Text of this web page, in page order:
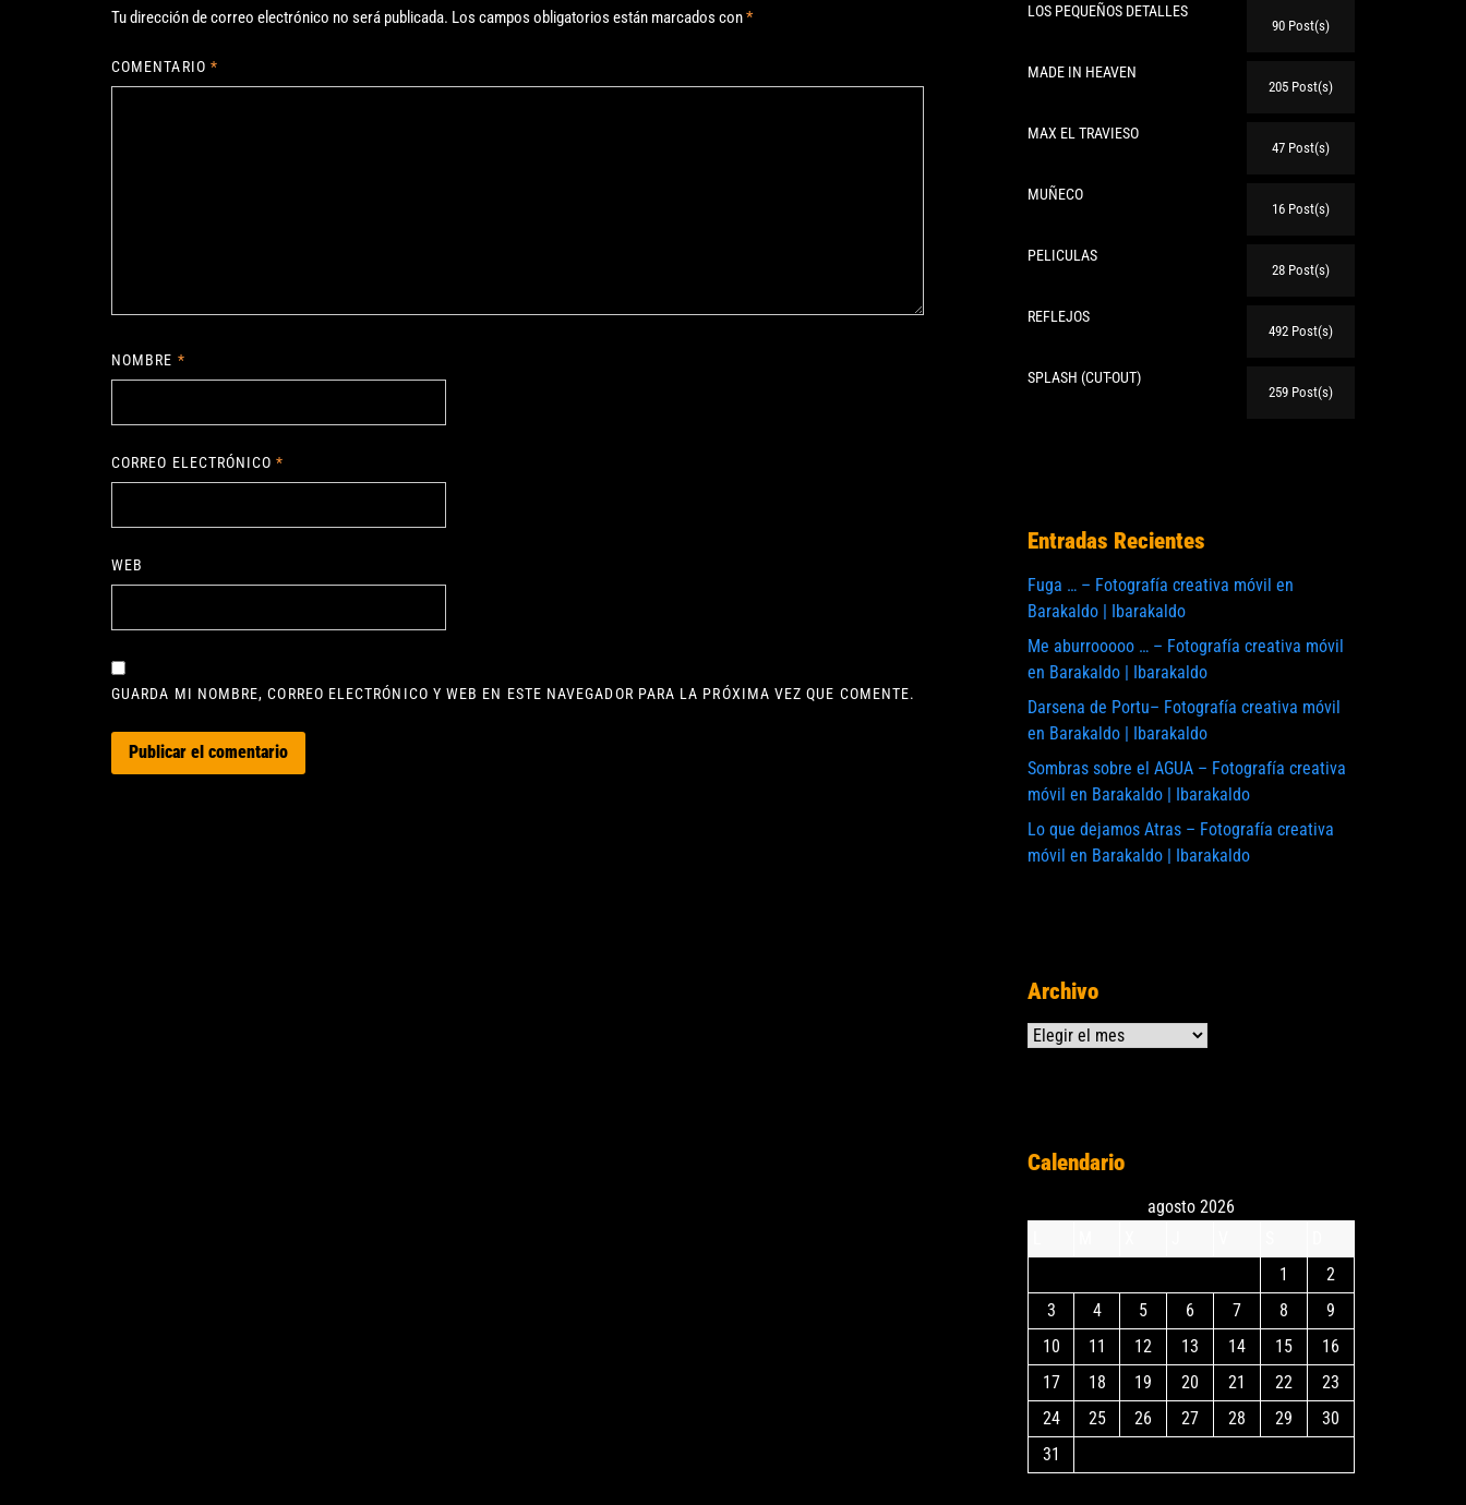
Tu dirección de correo electrónico no será publicada. Los campos obligatorios están marcados con*
COMENTARIO *
NOMBRE *
CORREO ELECTRÓNICO*
WEB
GUARDA MI NOMBRE, CORREO ELECTRÓNICO Y WEB EN ESTE NAVEGADOR PARA LA PRÓXIMA VEZ QUE COMENTE.
LOS PEQUEÑOS DETALLES
90 Post(s)
MADE IN HEAVEN
205 Post(s)
MAX EL TRAVIESO
47 Post(s)
MUÑECO
16 Post(s)
PELICULAS
28 Post(s)
REFLEJOS
492 Post(s)
SPLASH (CUT-OUT)
259 Post(s)
Entradas Recientes
Fuga … – Fotografía creativa móvil en
Barakaldo | Ibarakaldo
Me aburrooooo … – Fotografía creativa móvil
en Barakaldo | Ibarakaldo
Darsena de Portu– Fotografía creativa móvil
en Barakaldo | Ibarakaldo
Sombras sobre el AGUA – Fotografía creativa
móvil en Barakaldo | Ibarakaldo
Lo que dejamos Atras – Fotografía creativa
móvil en Barakaldo | Ibarakaldo
Archivo
Archivos
Calendario
agosto 2026
1
2
3
4 5 6 7 8
9
10
11 12 13 14 15
16
17
18 19 20 21 22
23
24
25 26 27 28 29
30
31